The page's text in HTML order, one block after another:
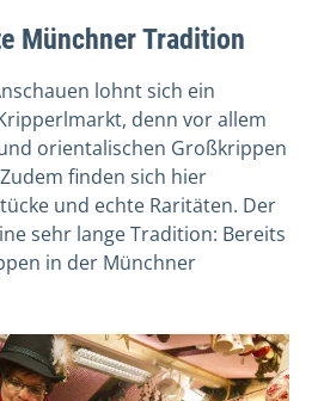
Münchner Tradition
lohnt sich ein
denn vor allem
orientalischen Großkrippen
finden sich hier
und echte Raritäten. Der
sehr lange Tradition: Bereits
in der Münchner